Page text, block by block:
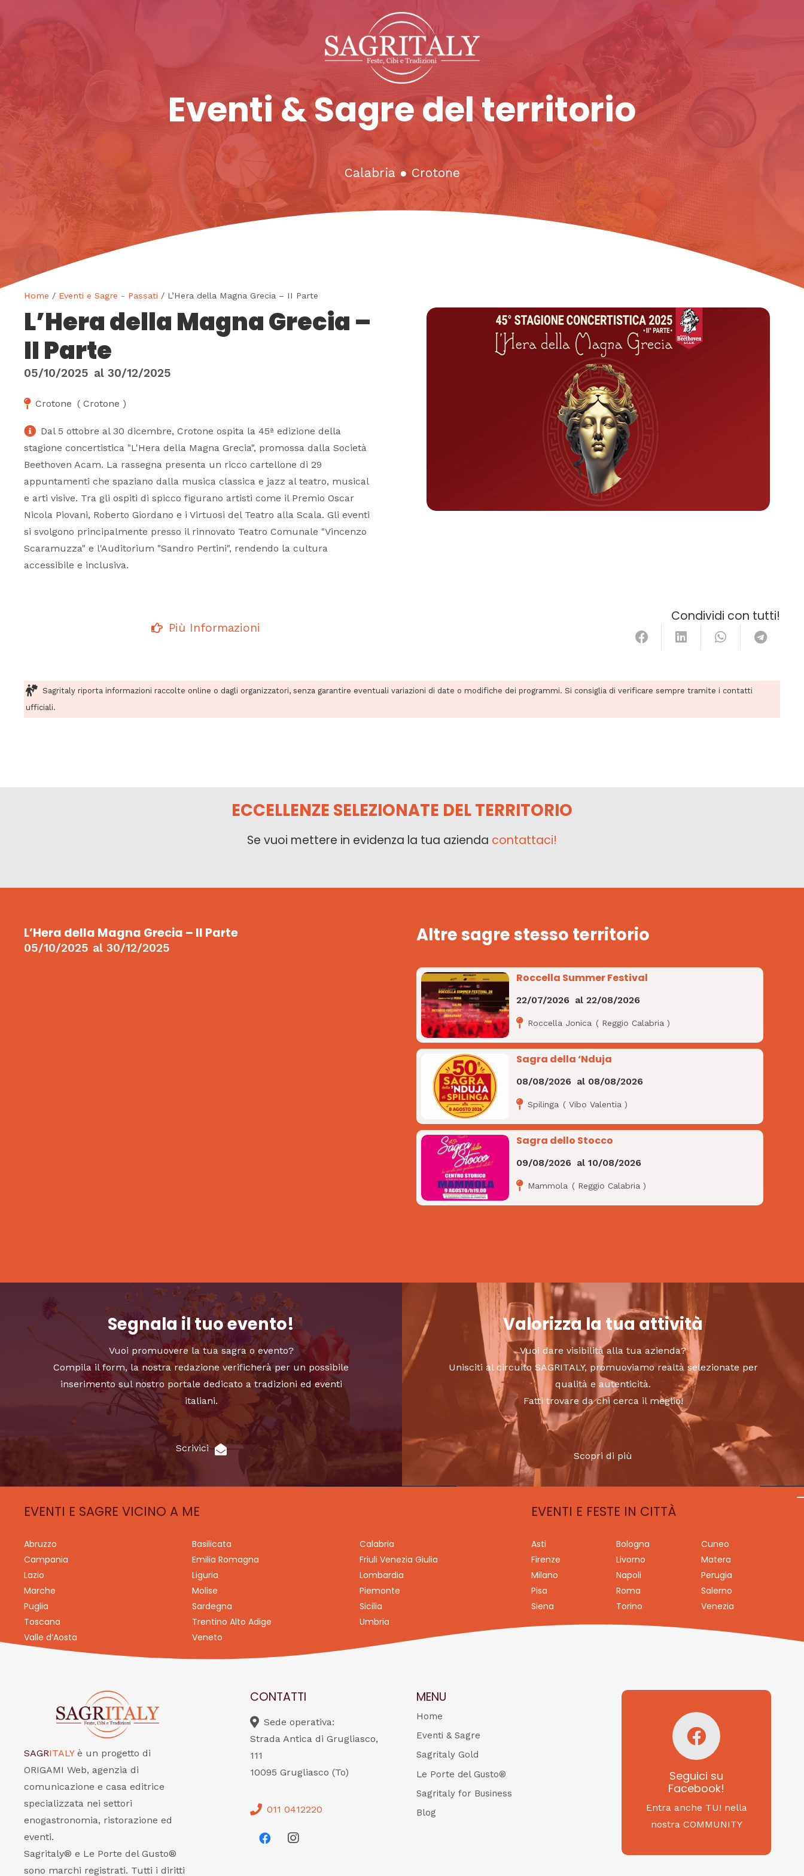
Eventi & Sagre del territorio
Calabria ●Crotone
Home / Eventi e Sagre - Passati / L’Hera della Magna Grecia – II Parte
L’Hera della Magna Grecia –
II Parte
05/10/2025 al 30/12/2025
Crotone ( Crotone )
Dal 5 ottobre al 30 dicembre, Crotone ospita la 45ª edizione della
stagione concertistica "L'Hera della Magna Grecia", promossa dalla Società
Beethoven Acam. La rassegna presenta un ricco cartellone di 29
appuntamenti che spaziano dalla musica classica e jazz al teatro, musical
e arti visive. Tra gli ospiti di spicco figurano artisti come il Premio Oscar
Nicola Piovani, Roberto Giordano e i Virtuosi del Teatro alla Scala. Gli eventi
si svolgono principalmente presso il rinnovato Teatro Comunale "Vincenzo
Scaramuzza" e l'Auditorium "Sandro Pertini", rendendo la cultura
accessibile e inclusiva.
Più Informazioni
Condividi con tutti!
Sagritaly riporta informazioni raccolte online o dagli organizzatori, senza garantire eventuali variazioni di date o modifiche dei programmi. Si consiglia di verificare sempre tramite i contatti
ufficiali.
ECCELLENZE SELEZIONATE DEL TERRITORIO
Se vuoi mettere in evidenza la tua azienda contattaci!
L’Hera della Magna Grecia – II Parte
05/10/2025 al 30/12/2025
Altre sagre stesso territorio
Roccella Summer Festival
22/07/2026 al22/08/2026
Roccella Jonica ( Reggio Calabria )
Sagra della ‘Nduja
08/08/2026 al 08/08/2026
Spilinga (Vibo Valentia )
Sagra dello Stocco
09/08/2026 al10/08/2026
Mammola ( Reggio Calabria )
Segnala il tuo evento!
Vuoi promuovere la tua sagra o evento?
Compila il form, la nostra redazione verificherà per un possibile
inserimento sul nostro portale dedicato a tradizioni ed eventi
italiani.
Scrivici
Valorizza la tua attività
Vuoi dare visibilità alla tua azienda?
Unisciti al circuito SAGRITALY, promuoviamo realtà selezionate per
qualità e autenticità.
Fatti trovare da chi cerca il meglio!
Scopri di più
EVENTI E SAGRE VICINO A ME
Abruzzo Basilicata
Calabria
Campania
Emilia Romagna
Friuli Venezia Giulia
Lazio
Liguria
Lombardia
Marche
Molise
Piemonte
Puglia
Sardegna
Sicilia
Toscana
Trentino Alto Adige
Umbria
Valle d’Aosta
Veneto
EVENTI E FESTE IN CITTÀ
Asti Bologna
Cuneo
Firenze
Livorno
Matera
Milano
Napoli
Perugia
Pisa
Roma
Salerno
Siena
Torino Venezia
SAGRITALY è un progetto di
ORIGAMI Web, agenzia di
comunicazione e casa editrice
specializzata nei settori
enogastronomia, ristorazione ed
eventi.
Sagritaly® e Le Porte del Gusto®
sono marchi registrati. Tutti i diritti
CONTATTI
Sede operativa:
Strada Antica di Grugliasco,
111
10095 Grugliasco (To)
011 0412220
MENU
Home
Eventi & Sagre
Sagritaly Gold
Le Porte del Gusto®
Sagritaly for Business
Blog
Seguici su
Facebook!
Entra anche TU! nella
nostra COMMUNITY
Seguici su
Facebook!
SAGRITALY
Feste, cibi e tradizioni
da Nord a Sud...